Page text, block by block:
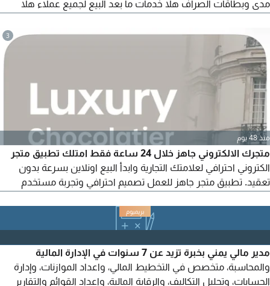
مدى وبطاقات الصراف هلا خدمات ما بعد البيع لجميع عملاء هلا
دائما بخدمتكم
3
منذ 48 يوم
متجرك الالكتروني جاهز خلال 24 ساعة فقط امتلك تطبيق متجر
الكتروني احترافي لعلامتك التجارية وابدأ البيع اونلاين بسرعة بدون
تعقيد. تطبيق متجر جاهز للعمل تصميم احترافي وتجربة مستخدم
ومميزات البيع الحديثة مناسب لجميع الأنشطة (ملابس - عطور -
أغذية - هدايا - مستحضرات - وغيرها)
مدير مالي يمني بخبرة تزيد عن 7 سنوات في الإدارة المالية
والمحاسبة، متخصص في التخطيط المالي، واعداد الموازنات، وإدارة
الحسابات، وتحليل التكاليف، والرقابة المالية، واعداد القوائم والتقارير